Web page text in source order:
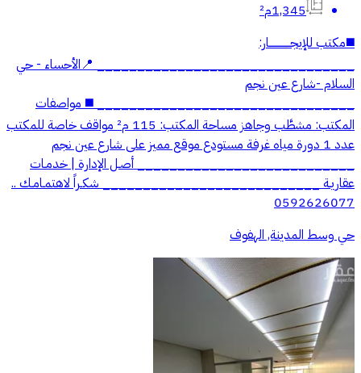
1,345م²
◼️مكتب للإيجـــــــــــــار:
________________________________ 📍الأحساء - حي
السلام -شارع عين نجم
________________________________ ◼️ مواصفات
المكتب: مشطَّب وجاهز مساحة المكتب: 115 م² مواقف خاصة للمكتب
عدد 1 دورة مياه غرفة مستودع موقع مميز على شارع عين نجم
___________________________ أصـل الإدارة | خدمـات
عقاريـة ___________________________ شكـراً لاهتمـامـك ..
0592626077
حي وسط المدينة, الهفوف